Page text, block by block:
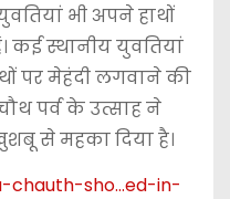
भी अपने हाथों
कई स्थानीय युवतियां
पर मेहंदी लगवाने की
पर्व के उत्साह ने
से महका दिया है।
chauth-sho…ed-in-